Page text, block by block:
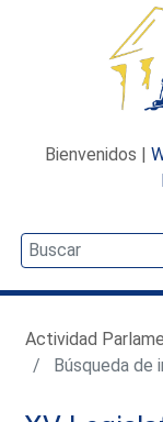
Bienvenidos |
Actividad
Búsqueda de